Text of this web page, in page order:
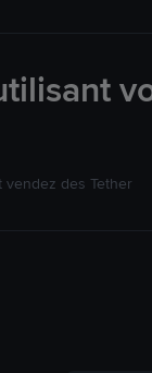
des Tether